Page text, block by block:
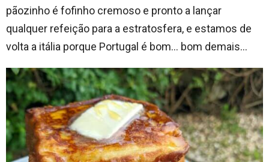
pãozinho é fofinho cremoso e pronto a lançar
qualquer refeição para a estratosfera, e estamos de
volta a itália porque Portugal é bom… bom demais…